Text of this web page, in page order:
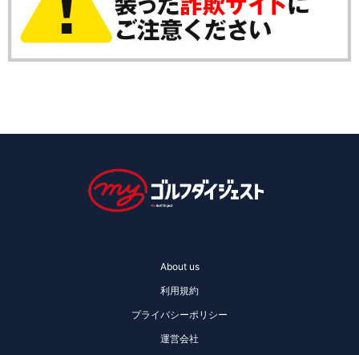
About us
利用規約
プライバシーポリシー
運営会社